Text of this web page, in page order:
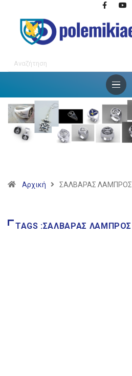
Αρχική ΣΑΛΒΑΡΑΣ ΛΑΜΠΡΟΣ
TAGS :ΣΑΛΒΑΡΑΣ ΛΑΜΠΡΟΣ